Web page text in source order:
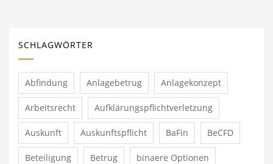
SCHLAGWÖRTER
Abfindung Anlagebetrug Anlagekonzept
Arbeitsrecht Aufklärungspflichtverletzung
Auskunft Auskunftspflicht BaFin BeCFD
Beteiligung Betrug binaere Optionen